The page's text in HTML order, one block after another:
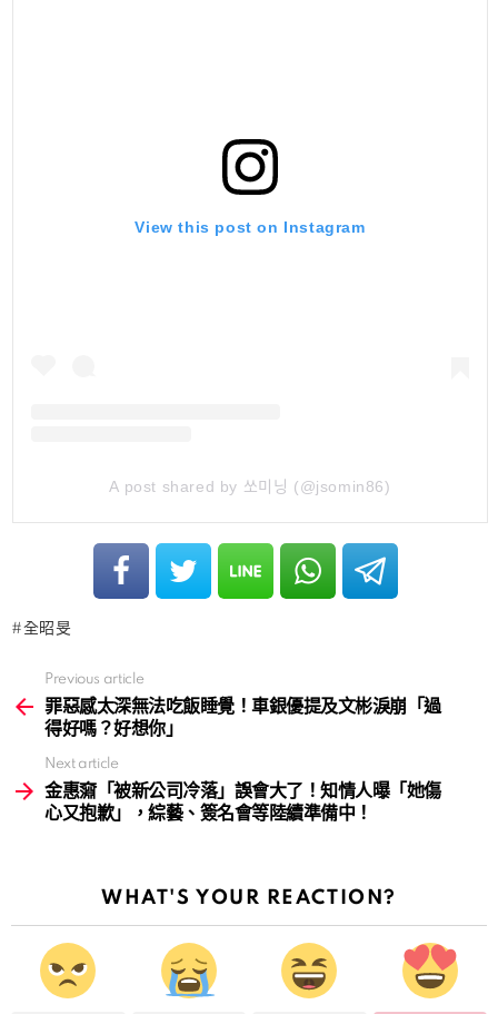
View this post on Instagram
A post shared by 쏘미닝 (@jsomin86)
全昭旻
more
Previous article
罪惡感太深無法吃飯睡覺！車銀優提及文彬淚崩「過
得好嗎？好想你」
Next article
金惠奫「被新公司冷落」誤會大了！知情人曝「她傷
心又抱歉」，綜藝、簽名會等陸續準備中！
WHAT'S YOUR REACTION?